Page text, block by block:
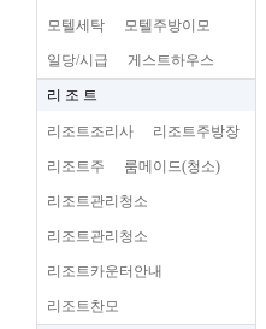
모텔세탁 모텔주방이모
일당/시급 게스트하우스
리 조 트
리조트조리사 리조트주방장
리조트주 룸메이드(청소)
리조트관리청소
리조트관리청소
리조트카운터안내
리조트찬모